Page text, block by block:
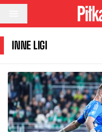
Przejdź do treści
INNE LIGI